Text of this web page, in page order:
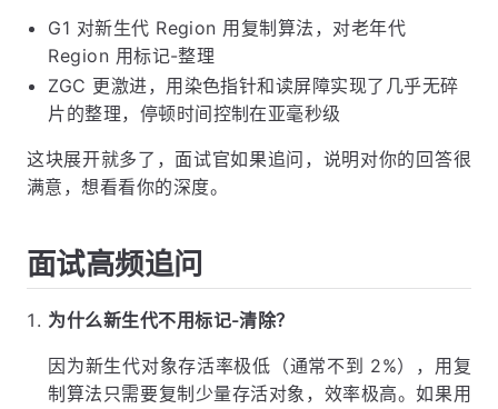
G1 对新生代 Region 用复制算法，对老年代
Region 用标记-整理
ZGC 更激进，用染色指针和读屏障实现了几乎无碎
片的整理，停顿时间控制在亚毫秒级
这块展开就多了，面试官如果追问，说明对你的回答很
满意，想看看你的深度。
面试高频追问
为什么新生代不用标记-清除？
因为新生代对象存活率极低（通常不到 2%），用复
制算法只需要复制少量存活对象，效率极高。如果用